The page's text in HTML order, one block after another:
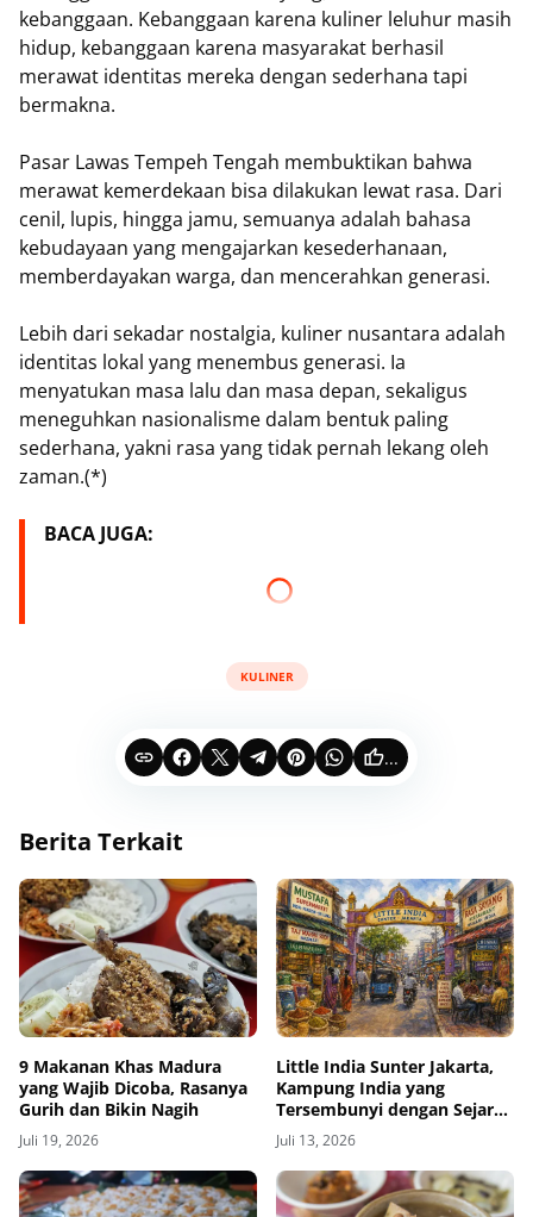
kebanggaan. Kebanggaan karena kuliner leluhur masih
hidup, kebanggaan karena masyarakat berhasil
merawat identitas mereka dengan sederhana tapi
bermakna.
Pasar Lawas Tempeh Tengah membuktikan bahwa
merawat kemerdekaan bisa dilakukan lewat rasa. Dari
cenil, lupis, hingga jamu, semuanya adalah bahasa
kebudayaan yang mengajarkan kesederhanaan,
memberdayakan warga, dan mencerahkan generasi.
Lebih dari sekadar nostalgia, kuliner nusantara adalah
identitas lokal yang menembus generasi. Ia
menyatukan masa lalu dan masa depan, sekaligus
meneguhkan nasionalisme dalam bentuk paling
sederhana, yakni rasa yang tidak pernah lekang oleh
zaman.(*)
BACA JUGA:
KULINER
...
Berita Terkait
9 Makanan Khas Madura
yang Wajib Dicoba, Rasanya
Gurih dan Bikin Nagih
Juli 19, 2026
Little India Sunter Jakarta,
Kampung India yang
Tersembunyi dengan Sejarah
Panjang dan Kuliner
Autentik
Juli 13, 2026